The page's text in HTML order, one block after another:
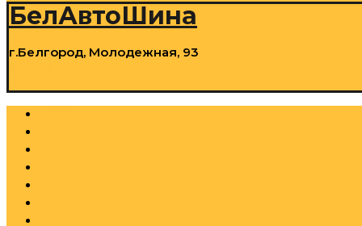
БелАвтоШина
г.Белгород, Молодежная, 93